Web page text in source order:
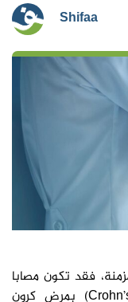
Shifaa
فقد تكون مصابا
بمرض كرون (Crohn’s Disease) أو التهاب القولون التقرحي